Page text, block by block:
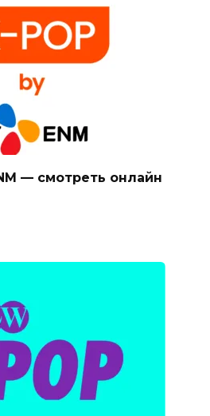
— смотреть онлайн